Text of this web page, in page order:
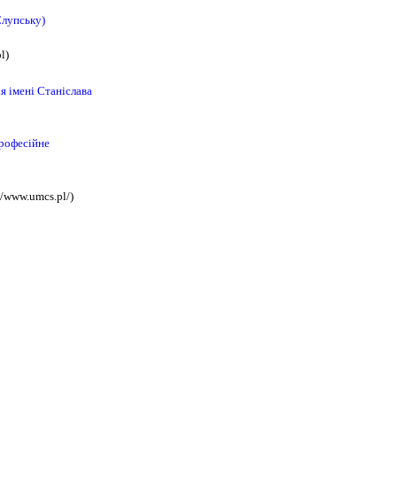
Станіслава
)